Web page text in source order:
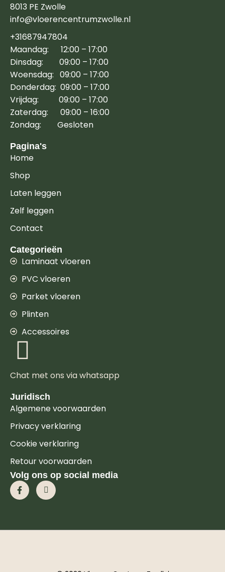
8013 PE Zwolle
info@vloerencentrumzwolle.nl
+31687947804
Maandag: 12:00 – 17:00
Dinsdag: 09:00 – 17:00
Woensdag: 09:00 – 17:00
Donderdag: 09:00 – 17:00
Vrijdag: 09:00 – 17:00
Zaterdag: 09:00 – 16:00
Zondag: Gesloten
Pagina's
Home
Shop
Laten leggen
Zelf leggen
Contact
Categorieën
Laminaat vloeren
PVC vloeren
Parket vloeren
Plinten
Accessoires
Chat met ons via whatsapp
Juridisch
Algemene voorwaarden
Privacy verklaring
Cookie verklaring
Retour voorwaarden
Volg ons op social media